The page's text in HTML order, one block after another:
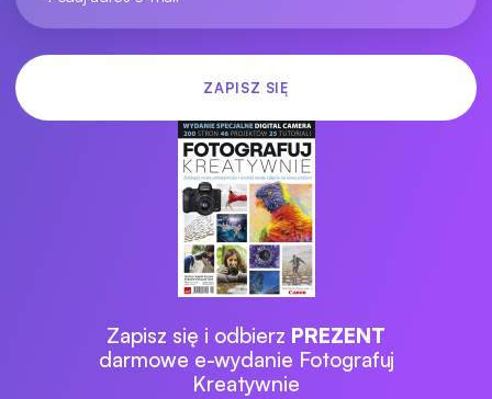
Zapisz się i odbierz PREZENT
darmowe e-wydanie Fotografuj
Kreatywnie